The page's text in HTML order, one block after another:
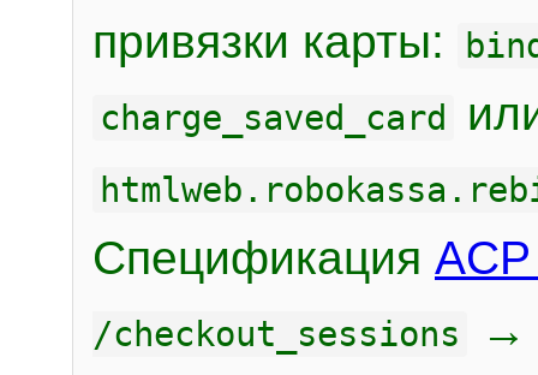
привязки карты:
charge_saved_card
Спецификация
/checkout_sessions